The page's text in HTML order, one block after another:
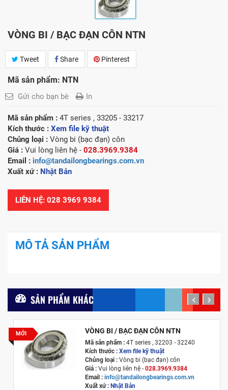
VÒNG BI / BẠC ĐẠN CÔN NTN
Tweet Share Pinterest
Mã sản phẩm: NTN
Gửi cho bạn bè In
Mã sản phẩm : 4T series , 33205 - 33217
Kích thước : Xem file kỹ thuật
Chủng loại : Vòng bi (bạc đạn) côn
Giá : Vui lòng liên hệ - 028.3969.9384
Email : info@tandailongbearings.com.vn
Xuất xứ : Nhật Bản
LIÊN HỆ: 028 3969 9384
MÔ TẢ SẢN PHẨM
SẢN PHẨM KHÁC
MỚI VÒNG BI / BẠC ĐẠN CÔN NTN
Mã sản phẩm : 4T series , 32203 - 32240
Kích thước : Xem file kỹ thuật
Chủng loại :Vòng bi (bạc đạn) côn
Giá :Vui lòng liên hệ - 028.3969.9384
Email : info@tandailongbearings.com.vn
Xuất xứ : Nhật Bản
prev next